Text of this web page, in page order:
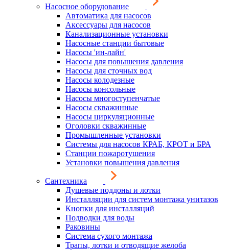
Насосное оборудование
Автоматика для насосов
Аксессуары для насосов
Канализационные установки
Насосные станции бытовые
Насосы 'ин-лайн'
Насосы для повышения давления
Насосы для сточных вод
Насосы колодезные
Насосы консольные
Насосы многоступенчатые
Насосы скважинные
Насосы циркуляционные
Оголовки скважинные
Промышленные установки
Системы для насосов КРАБ, КРОТ и БРА
Станции пожаротушения
Установки повышения давления
Сантехника
Душевые поддоны и лотки
Инсталляции для систем монтажа унитазов
Кнопки для инсталляций
Подводки для воды
Раковины
Система сухого монтажа
Трапы, лотки и отводящие желоба